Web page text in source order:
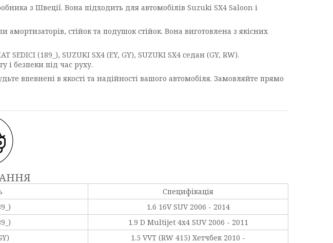
з Швеції. Вона підходить для автомобілів Suzuki SX4 Saloon і
стійок та подушок стійок. Вона виготовлена з якісних
(189_), SUZUKI SX4 (EY, GY), SUZUKI SX4 седан (GY, RW).
і безпеки під час руху.
впевнені в якості та надійності вашого автомобіля. Замовляйте прямо
Специфікація
1.6 16V SUV 2006 - 2014
1.9 D Multijet 4x4 SUV 2006 - 2011
1.5 VVT (RW 415) Хетчбек 2010 -